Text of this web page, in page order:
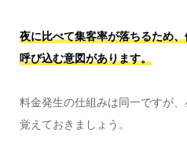
夜に比べて集客率が落ちるため
呼び込む意図があります。
料金発生の仕組みは同一ですが
覚えておきましょう。